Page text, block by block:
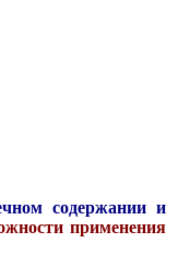
содержании и
применения